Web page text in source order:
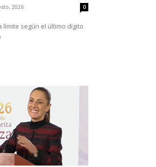
2026 0
según el último dígito